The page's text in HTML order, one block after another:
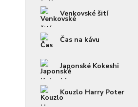
Venkovské šití
Čas na kávu
Japonské Kokeshi
Kouzlo Harry Poter